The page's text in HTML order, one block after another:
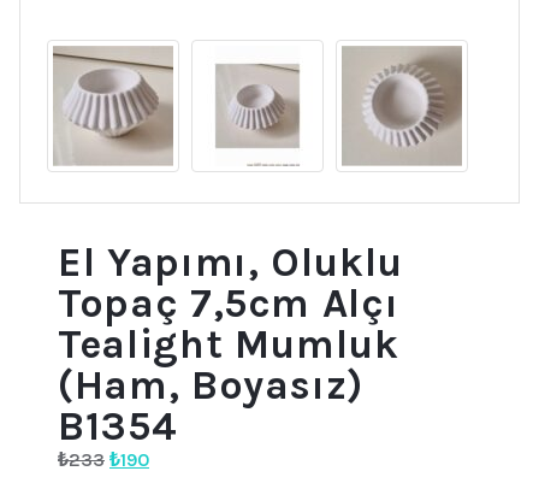
El Yapımı, Oluklu
Topaç 7,5cm Alçı
Tealight Mumluk
(Ham, Boyasız)
B1354
₺233 Orijinal
₺190Şu